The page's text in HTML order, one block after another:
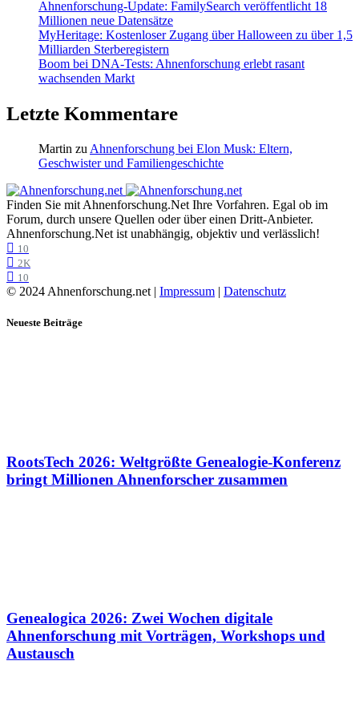
Ahnenforschung-Update: FamilySearch veröffentlicht 18
Millionen neue Datensätze
MyHeritage: Kostenloser Zugang über Halloween zu über 1,5
Milliarden Sterberegistern
Boom bei DNA-Tests: Ahnenforschung erlebt rasant
wachsenden Markt
Letzte Kommentare
Martin zu Ahnenforschung bei Elon Musk: Eltern,
Geschwister und Familiengeschichte
Finden Sie mit Ahnenforschung.Net Ihre Vorfahren. Egal ob im
Forum, durch unsere Quellen oder über einen Dritt-Anbieter.
Ahnenforschung.Net ist unabhängig, objektiv und verlässlich!
10
2K
10
© 2024 Ahnenforschung.net | Impressum | Datenschutz
Neueste Beiträge
RootsTech 2026: Weltgrößte Genealogie-Konferenz
bringt Millionen Ahnenforscher zusammen
Genealogica 2026: Zwei Wochen digitale
Ahnenforschung mit Vorträgen, Workshops und
Austausch